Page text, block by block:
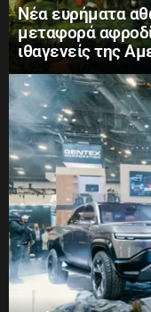
Νέα ευρήματα
μεταφορά
ιθαγενείς της